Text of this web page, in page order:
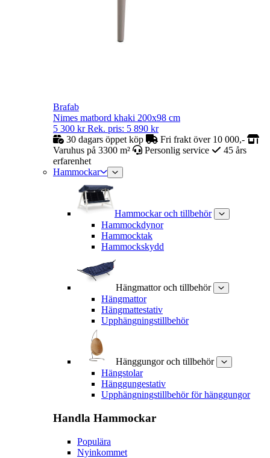
Brafab
Nimes matbord khaki 200x98 cm
5 300 kr Rek. pris: 5 890 kr
30 dagars öppet köp
Fri frakt över 10 000,-
Varuhus på 3300 m²
Personlig service
45 års
erfarenhet
Hammockar
Hammockar och tillbehör
Hammockdynor
Hammocktak
Hammockskydd
Hängmattor och tillbehör
Hängmattor
Hängmattestativ
Upphängningstillbehör
Hänggungor och tillbehör
Hängstolar
Hänggungestativ
Upphängningstillbehör för hänggungor
Handla Hammockar
Populära
Nyinkommet